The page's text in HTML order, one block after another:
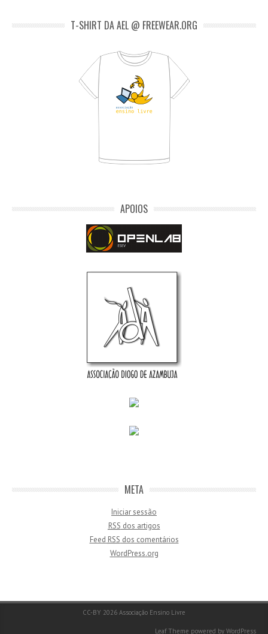
T-SHIRT DA AEL @ FREEWEAR.ORG
APOIOS
META
Iniciar sessão
RSS dos artigos
Feed RSS dos comentários
WordPress.org
CC-BY 2026 Associação Ensino Livre
Leaf Theme powered by WordPress